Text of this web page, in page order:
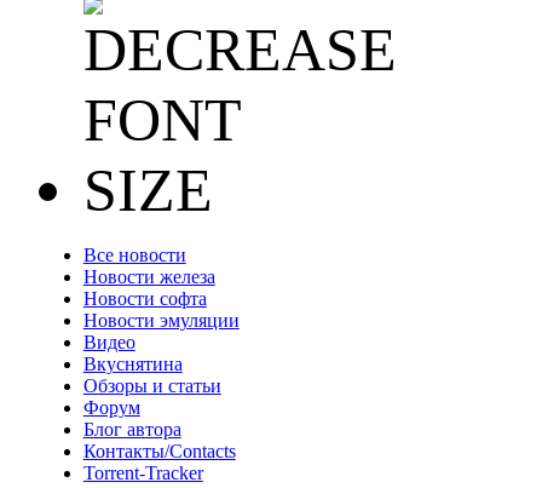
Все новости
Новости железа
Новости софта
Новости эмуляции
Видео
Вкуснятина
Обзоры и статьи
Форум
Блог автора
Контакты/Contacts
Torrent-Tracker